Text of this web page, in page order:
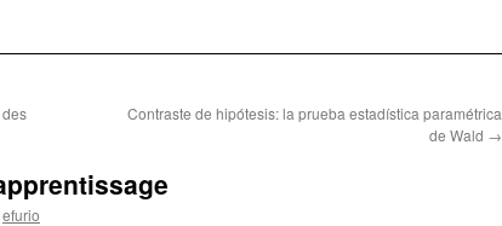
des
Contraste de hipótesis: la prueba estadística paramétrica
de Wald →
efurio